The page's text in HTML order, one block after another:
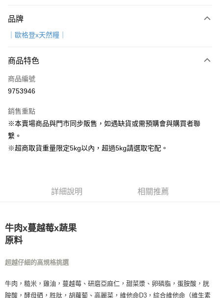
信用卡一次付款
LINE Pay
Apple Pay
Google Pay
運送方式
每筆NT$160
每筆NT$160，滿NT$5,000(含以上)免運費
付款後門市自取
免運費
品牌
｜歐格登x天然糧｜
商品特色
商品編號
9753946
銷售重點
※本賣場商品與門市同步販售，如遇缺貨或需預購會與購買者聯
繫。
※超商取貨重量限定5kg以內，超過5kg請選取宅配。
詳細說明 相關推薦
牛肉x蔓越莓x蔬果
原料
超越仔細的高規格挑選
牛肉，糙米，雞油，蔓越莓、研磨亞麻仁，甜菜漿、卵磷脂，蛋胺酸，胱
胺酸，酵母硒，胜肽，胡蘿蔔、高麗菜，維他命D3，綜合維他命（維生素